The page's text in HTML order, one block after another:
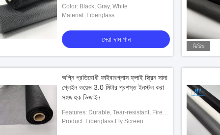
Color: Black, Gray, White
Material: Fiberglass
সেরা দাম পান
ভিডিও
অগ্নি প্রতিরোধী ফাইবারগ্লাস ফ্লাই স্ক্রিন সাদা
প্লেইন ওয়েভ 3.0 মিটার প্রশস্ত ইনস্টল করা
সহজ হুক ডিজাইন
Features: Durable, Tear-resistant, Fire-
resistant, UV-resistant, Easy To Install
Product: Fiberglass Fly Screen